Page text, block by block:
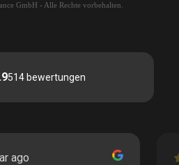
GmbH - Alle Rechte vorbehalten.
514 bewertungen
ago